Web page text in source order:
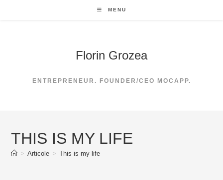
MENU
Florin Grozea
ENTREPRENEUR. FOUNDER/CEO MOCAPP.
THIS IS MY LIFE
> Articole > This is my life